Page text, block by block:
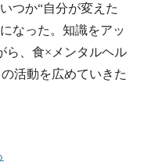
つか“自分が変えた
なった。知識をアッ
ら、食×メンタルヘル
活動を広めていきた